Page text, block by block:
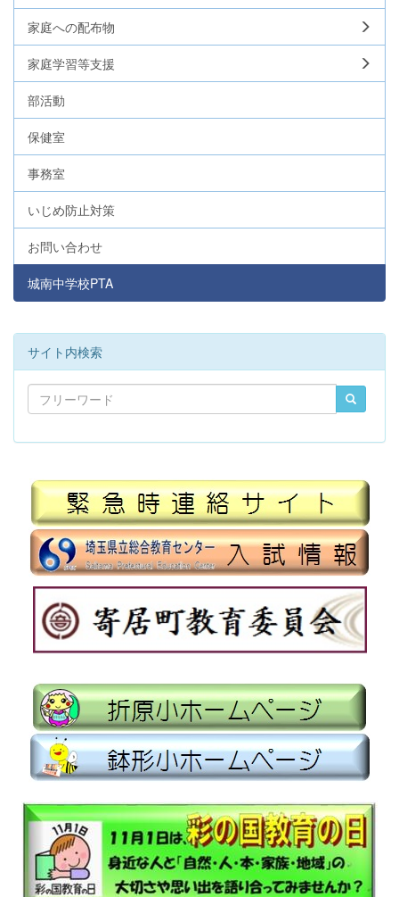
家庭への配布物
家庭学習等支援
部活動
保健室
事務室
いじめ防止対策
お問い合わせ
城南中学校PTA
サイト内検索